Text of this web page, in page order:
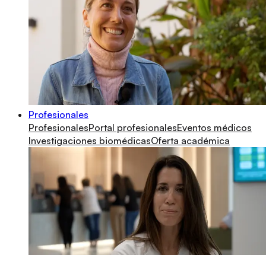
Profesionales
ProfesionalesPortal profesionalesEventos médicos
Investigaciones biomédicasOferta académica